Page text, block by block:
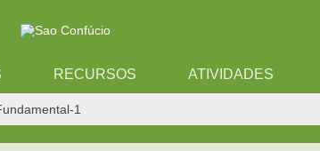
RECURSOS ATIVIDADES
1